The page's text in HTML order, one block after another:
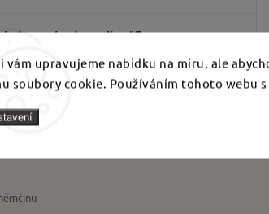
vám upravujeme nabídku na míru, ale
soubory cookie. Používáním tohoto webu
jsou v horku nejlepší? ⌄
kočce, když je jim horko? ⌄